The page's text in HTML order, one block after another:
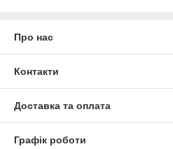
Про нас
Контакти
Доставка та оплата
Графік роботи